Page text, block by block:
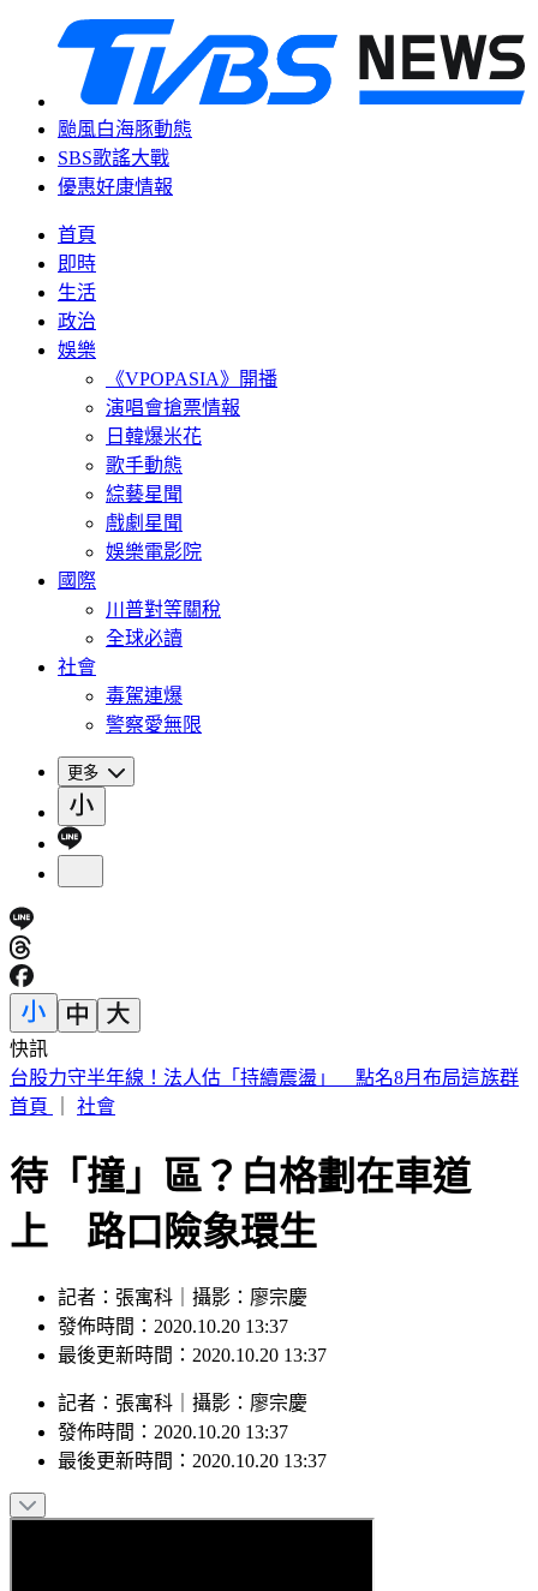
颱風白海豚動態
SBS歌謠大戰
優惠好康情報
首頁
即時
生活
政治
娛樂
《VPOPASIA》開播
演唱會搶票情報
日韓爆米花
歌手動態
綜藝星聞
戲劇星聞
娛樂電影院
國際
川普對等關稅
全球必讀
社會
毒駕連爆
警察愛無限
更多
快訊
快訊／台南嚴重車禍！轎車遭擠壓成廢鐵 駕駛當場身亡
首頁
社會
待「撞」區？白格劃在車道
上 路口險象環生
記者：張寓科｜攝影：廖宗慶
發佈時間：2020.10.20 13:37
最後更新時間：2020.10.20 13:37
記者 ： 張寓科 攝影 ： 廖宗慶
發佈時間： 2020.10.20 13:37
最後更新時間： 2020.10.20 13:37